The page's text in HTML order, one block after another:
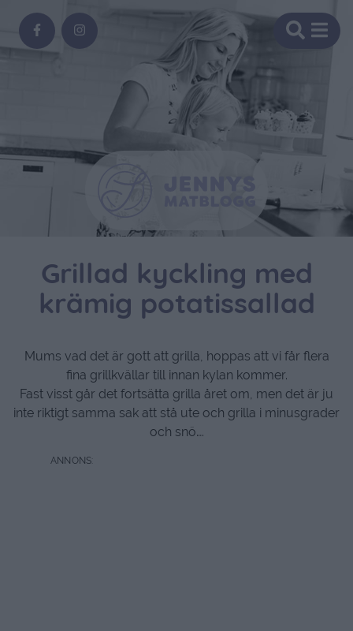
Grillad kyckling med
krämig potatissallad
Mums vad det är gott att grilla, hoppas att vi får flera
fina grillkvällar till innan kylan kommer.
Fast visst går det fortsätta grilla året om, men det är ju
inte riktigt samma sak att stå ute och grilla i minusgrader
och snö….